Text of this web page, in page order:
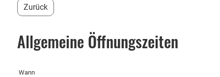
Zurück
Allgemeine Öffnungszeiten
Wann